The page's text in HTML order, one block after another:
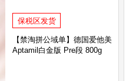
保税区发货
【禁淘拼公域单】德国爱他美
Aptamil白金版 Pre段 800g